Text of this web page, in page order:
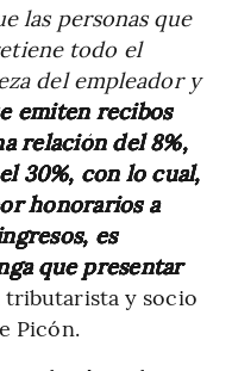
las personas que
todo el
del empleador y
emiten recibos
relación del 8%,
30%, con lo cual,
honorarios a
es
que presentar
tributarista y socio
Picón.